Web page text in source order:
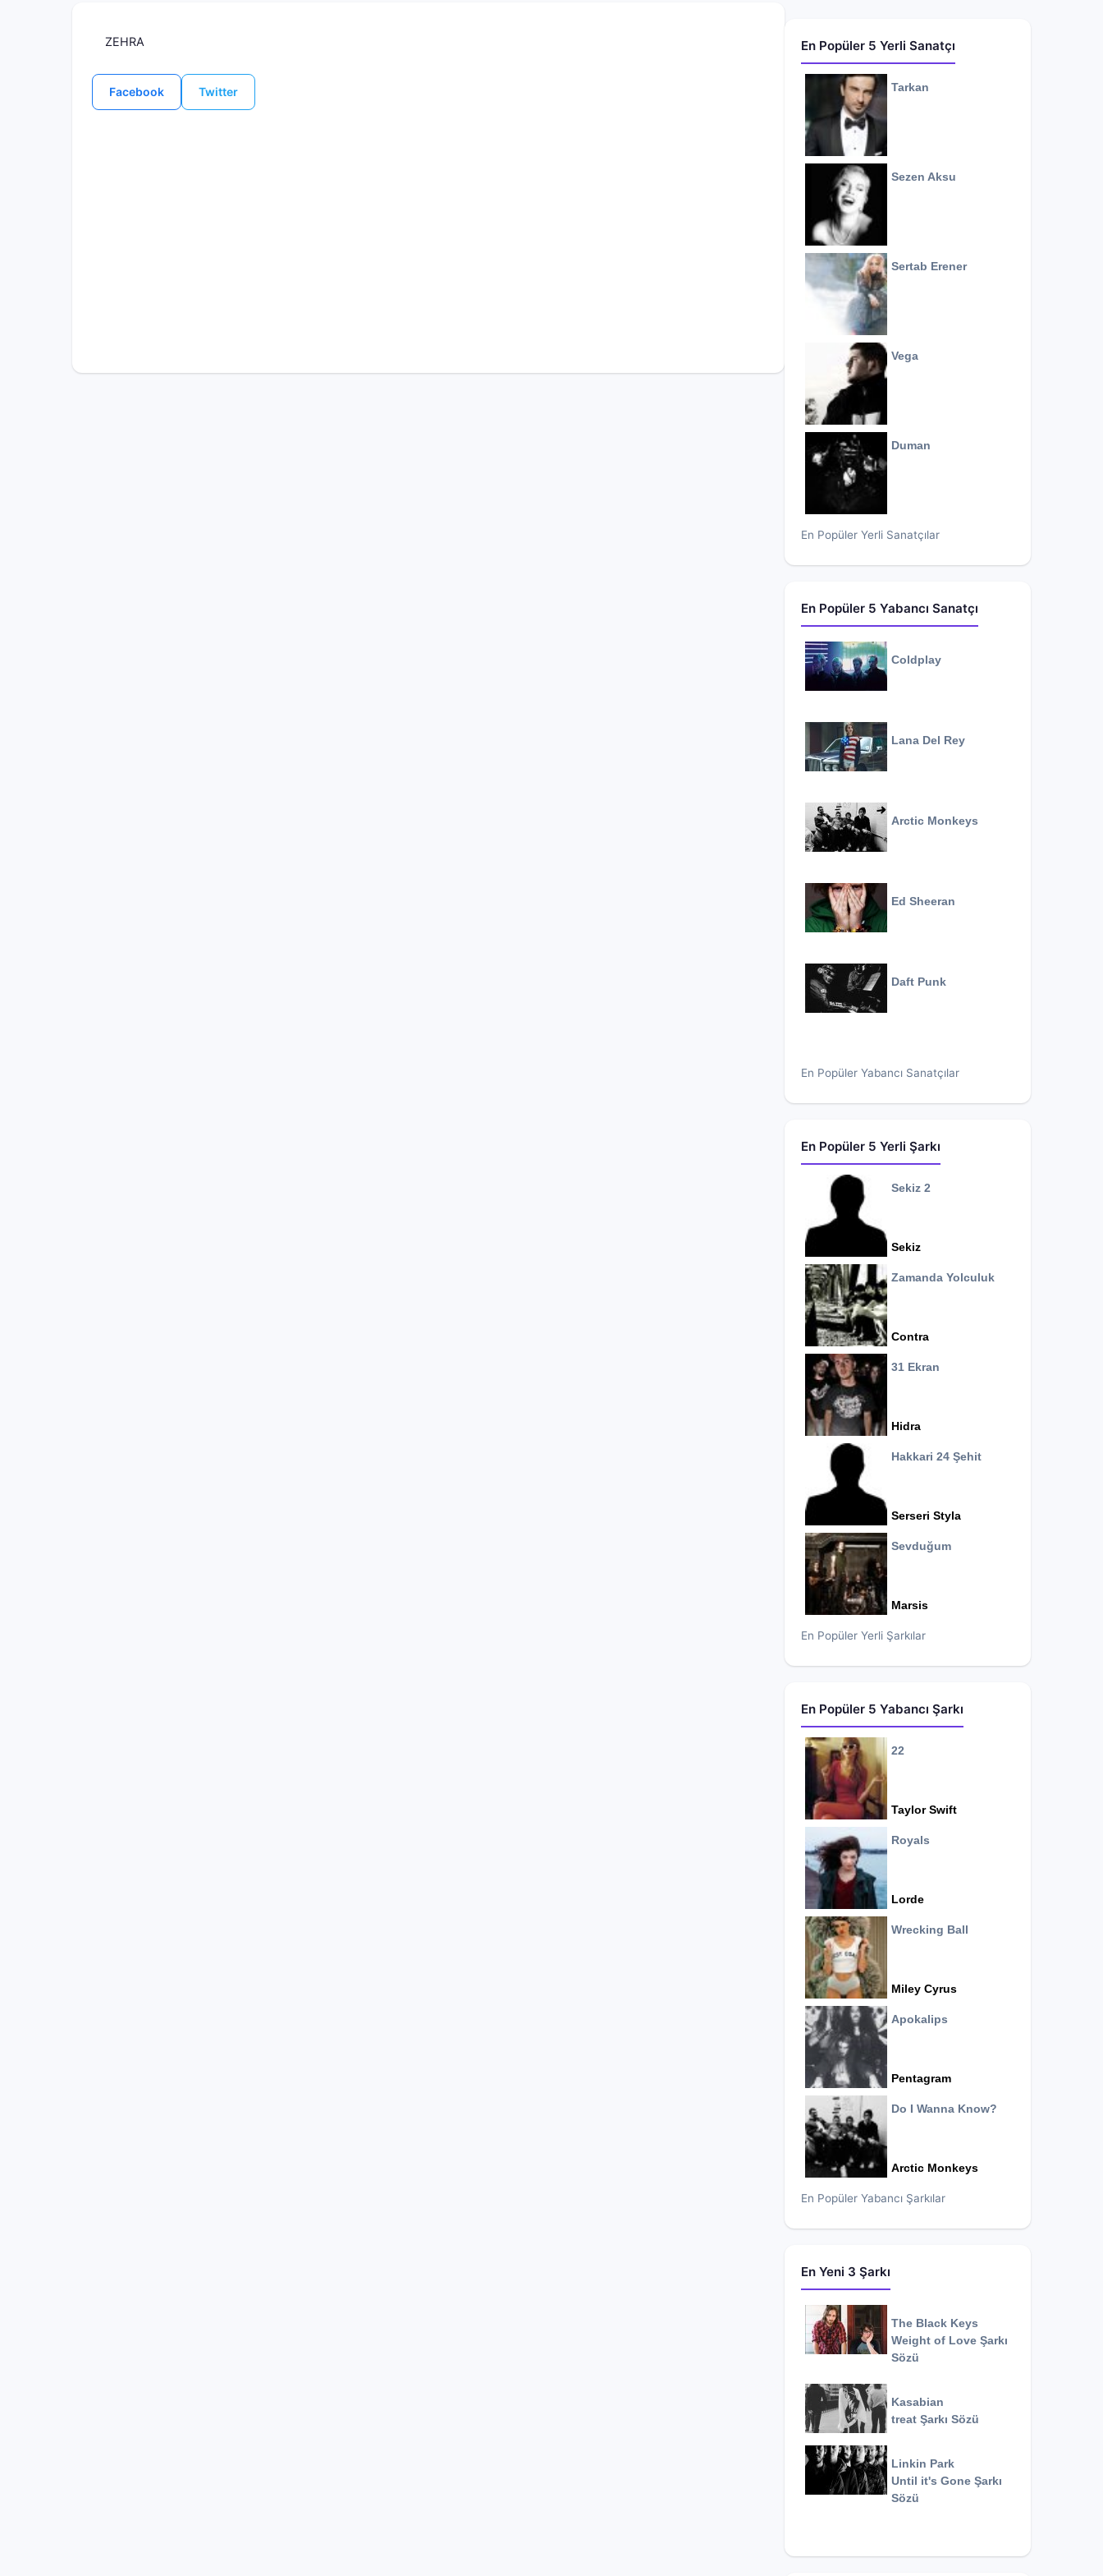
ZEHRA
Facebook Twitter
En Popüler 5 Yerli Sanatçı
Tarkan
Sezen Aksu
Sertab Erener
Vega
Duman
En Popüler Yerli Sanatçılar
En Popüler 5 Yabancı Sanatçı
Coldplay
Lana Del Rey
Arctic Monkeys
Ed Sheeran
Daft Punk
En Popüler Yabancı Sanatçılar
En Popüler 5 Yerli Şarkı
Sekiz 2
Sekiz
Zamanda Yolculuk
Contra
31 Ekran
Hidra
Hakkari 24 Şehit
Serseri Styla
Sevduğum
Marsis
En Popüler Yerli Şarkılar
En Popüler 5 Yabancı Şarkı
22
Taylor Swift
Royals
Lorde
Wrecking Ball
Miley Cyrus
Apokalips
Pentagram
Do I Wanna Know?
Arctic Monkeys
En Popüler Yabancı Şarkılar
En Yeni 3 Şarkı
The Black Keys
Weight of Love Şarkı
Sözü
Kasabian
treat Şarkı Sözü
Linkin Park
Until it's Gone Şarkı
Sözü